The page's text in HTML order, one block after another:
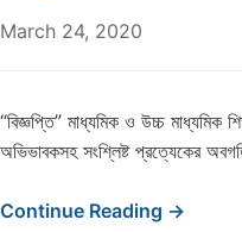
March 24, 2020
“বিজ্ঞপ্তি” মাধ্যমিক ও উচ্চ মাধ্যমিক
অভিভাবকসহ সংশ্লিষ্ট প্রত্যেকের
Continue Reading →